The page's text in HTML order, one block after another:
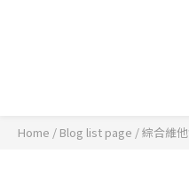
Home / Blog list page /綜合維